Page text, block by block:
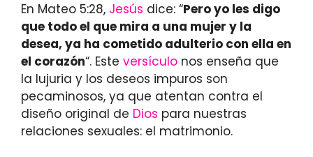
En Mateo 5:28, Jesús dice: “Pero yo les digo
que todo el que mira a una mujer y la
desea, ya ha cometido adulterio con ella en
el corazón“. Este versículo nos enseña que
la lujuria y los deseos impuros son
pecaminosos, ya que atentan contra el
diseño original de Dios para nuestras
relaciones sexuales: el matrimonio.